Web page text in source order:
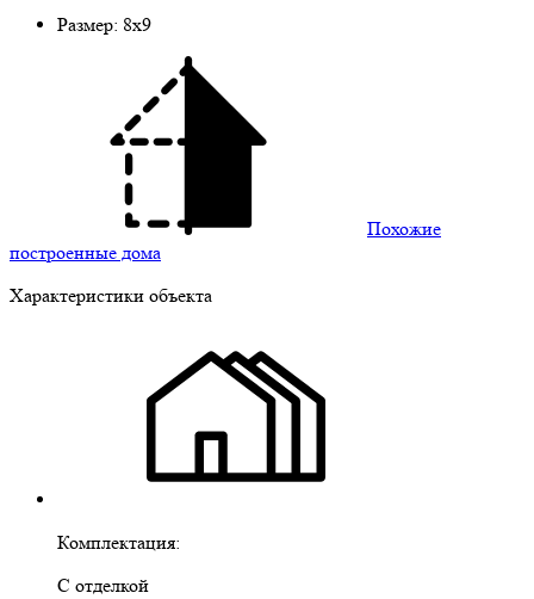
Размер: 8х9
Похожие
построенные дома
Характеристики объекта
Комплектация:
С отделкой